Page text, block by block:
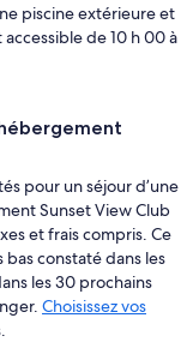
piscine extérieure et
de 10 h 00 à
pour un séjour d’une
Sunset View Club
et frais compris. Ce
constaté dans les
les 30 prochains
Choisissez vos